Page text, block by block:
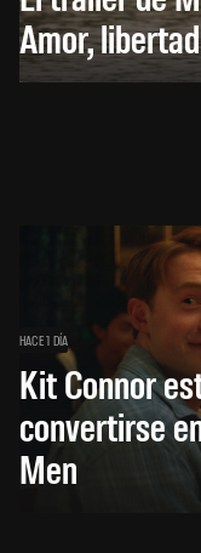
Amor,
HACE 1 DÍA
Kit Connor
convertirse
Men